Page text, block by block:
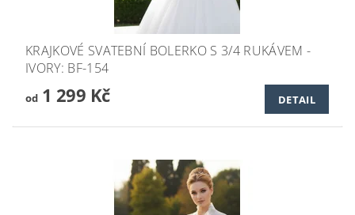
KRAJKOVÉ SVATEBNÍ BOLERKO S 3/4 RUKÁVEM -
IVORY: BF-154
od1 299 Kč DETAIL